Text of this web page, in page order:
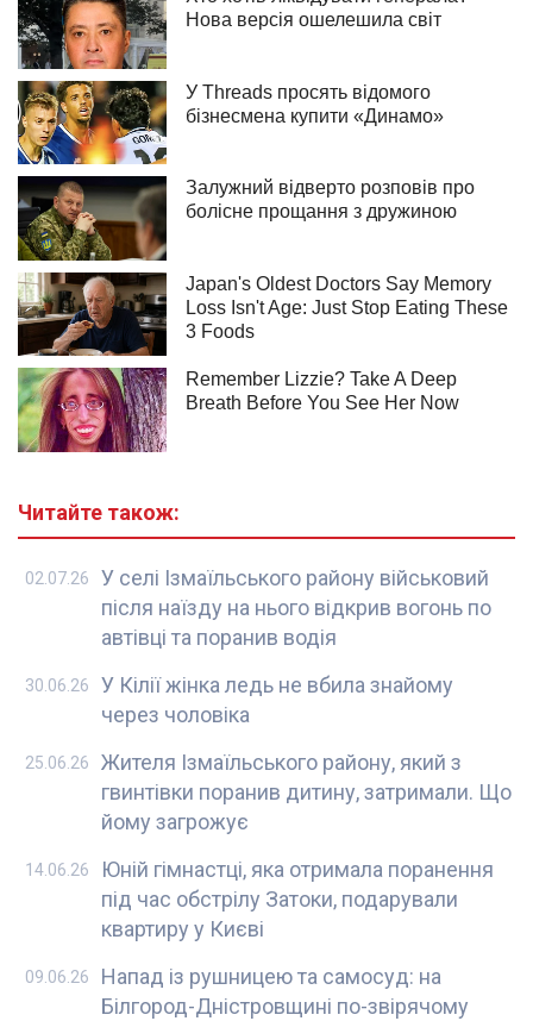
Читайте також:
У селі Ізмаїльського району військовий
після наїзду на нього відкрив вогонь по
автівці та поранив водія
02.07.26
У Кілії жінка ледь не вбила знайому
через чоловіка
30.06.26
Жителя Ізмаїльського району, який з
гвинтівки поранив дитину, затримали. Що
йому загрожує
25.06.26
Юній гімнастці, яка отримала поранення
під час обстрілу Затоки, подарували
квартиру у Києві
14.06.26
Напад із рушницею та самосуд: на
Білгород-Дністровщині по-звірячому
09.06.26